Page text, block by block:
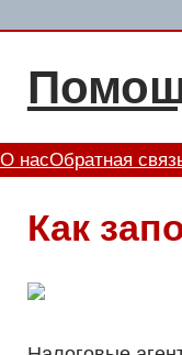
содержимому
О насОбратная
Как